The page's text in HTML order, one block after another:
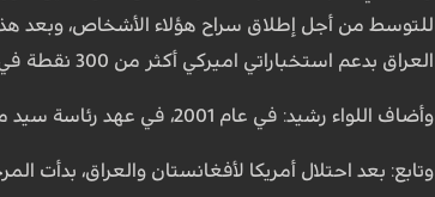
العراق بدعم استخباراتي اميركي أكثر من 300 نقطة في إيران بالصواريخ.
وأضاف اللواء رشيد: في عام 2001، في عهد رئاسة سيد محمد خاتمي، ورغم المفاوضات المباشرة بين البلدين، جعلت أمريكا إيران ضمن ما يسمى بمحور الشر.
وتابع: بعد احتلال أمريكا لأفغانستان والعراق، بدأت